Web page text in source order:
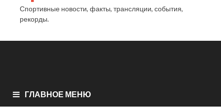
Спортивные новости, факты, трансляции, события,
рекорды.
ГЛАВНОЕ МЕНЮ